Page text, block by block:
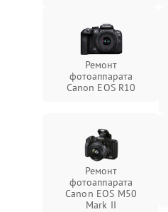
Ремонт
фотоаппарата
Canon EOS R10
Ремонт
фотоаппарата
Canon EOS M50
Mark II